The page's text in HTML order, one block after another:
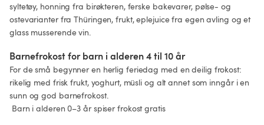
syltetøy, honning fra birøkteren, ferske bakevarer, pølse- og
ostevarianter fra Thüringen, frukt, eplejuice fra egen avling og et
glass musserende vin.
Barnefrokost for barn i alderen 4 til 10 år
For de små begynner en herlig feriedag med en deilig frokost:
rikelig med frisk frukt, yoghurt, müsli og alt annet som inngår i en
sunn og god barnefrokost.
Barn i alderen 0–3 år spiser frokost gratis